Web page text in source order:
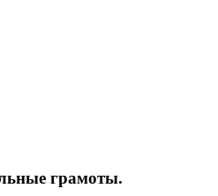
грамоты.